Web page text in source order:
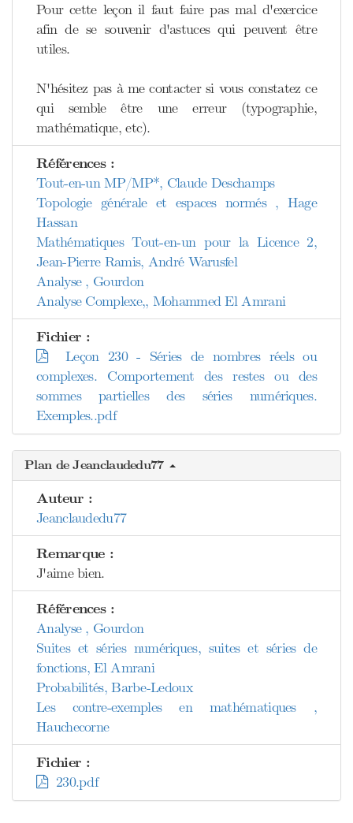
Pour cette leçon il faut faire pas mal d'exercice
afin de se souvenir d'astuces qui peuvent être
utiles.
N'hésitez pas à me contacter si vous constatez ce
qui semble être une erreur (typographie,
mathématique, etc).
Références :
Tout-en-un MP/MP*, Claude Deschamps
Topologie générale et espaces normés , Hage
Hassan
Mathématiques Tout-en-un pour la Licence 2,
Jean-Pierre Ramis, André Warusfel
Analyse , Gourdon
Analyse Complexe,, Mohammed El Amrani
Fichier :
Leçon 230 - Séries de nombres réels ou
complexes. Comportement des restes ou des
sommes partielles des séries numériques.
Exemples..pdf
Plan de Jeanclaudedu77
Auteur :
Jeanclaudedu77
Remarque :
J'aime bien.
Références :
Analyse , Gourdon
Suites et séries numériques, suites et séries de
fonctions, El Amrani
Probabilités, Barbe-Ledoux
Les contre-exemples en mathématiques ,
Hauchecorne
Fichier :
230.pdf